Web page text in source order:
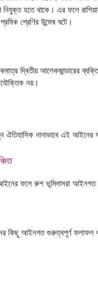
নিযুক্ত হতে থাকে। এর ফলে
শ্রেণির উন্মেষ ঘটে।
দ্বিতীয় আলেকজান্ডারের
নয়।
ঐতিহাসিক নানাভাবে এই
ফলে রুশ ভূমিদাসরা আইনগত
কিছু আইনগত গুরুত্বপূর্ণ ফলাফল